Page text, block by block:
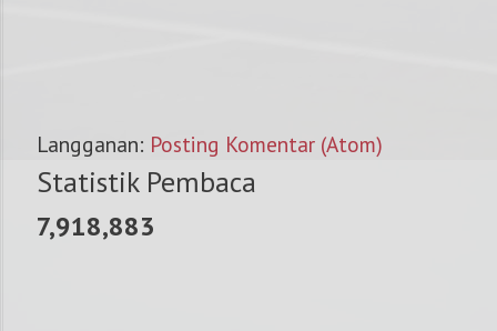
Langganan: Posting Komentar (Atom)
Statistik Pembaca
7,918,883